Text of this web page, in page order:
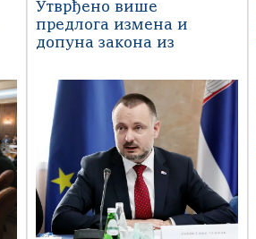
Утврђено више
предлога измена и
допуна закона из